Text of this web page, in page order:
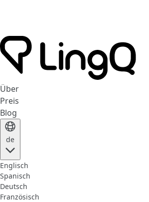
Über
Preis
Blog
de
Englisch
Spanisch
Deutsch
Französisch